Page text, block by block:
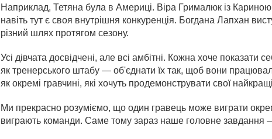
Наприклад, Тетяна була в Америці. Віра Грималюк із
навіть тут є своя внутрішня конкуренція. Богдана Лапхан
різний шлях протягом сезону.
Усі дівчата досвідчені, але всі амбітні. Кожна хоче показати
як тренерського штабу — об'єднати їх так, щоб вони
як окремі гравчині, які хочуть продемонструвати свої
Ми прекрасно розуміємо, що один гравець може виграти
виграють команди. Саме тому зараз наше головне завдання